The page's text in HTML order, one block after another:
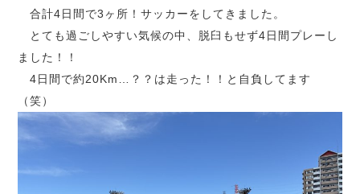
合計4日間で3ヶ所！サッカーをしてきました。
とても過ごしやすい気候の中、脱臼もせず4日間プレーし
ました！！
4日間で約20Km…？？は走った！！と自負してます
（笑）